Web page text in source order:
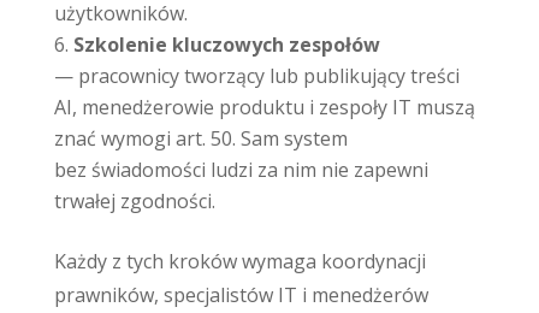
użytkowników.
Szkolenie kluczowych zespołów
— pracownicy tworzący lub publikujący treści
AI, menedżerowie produktu i zespoły IT muszą
znać wymogi art. 50. Sam system
bez świadomości ludzi za nim nie zapewni
trwałej zgodności.
Każdy z tych kroków wymaga koordynacji
prawników, specjalistów IT i menedżerów